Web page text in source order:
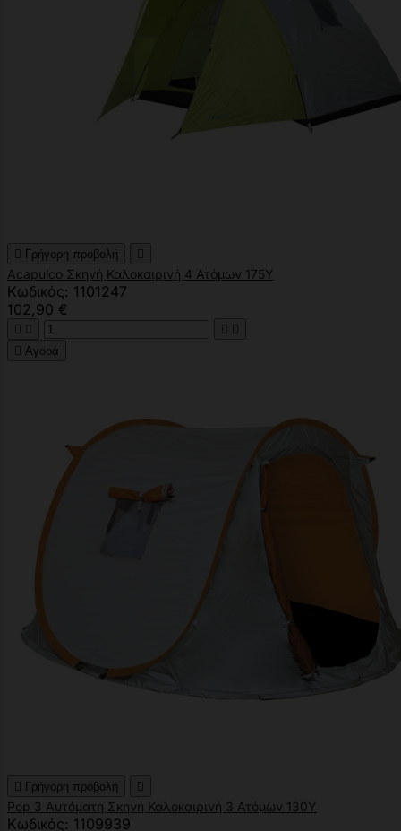
 Γρήγορη προβολή 
Acapulco Σκηνή Καλοκαιρινή 4 Ατόμων 175Υ
Κωδικός: 1101247
102,90 €
   
 Αγορά
 Γρήγορη προβολή 
Pop 3 Αυτόματη Σκηνή Καλοκαιρινή 3 Ατόμων 130Υ
Κωδικός: 1109939